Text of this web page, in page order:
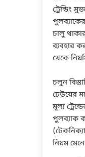
ট্রেন্ডিং
পুলব্যাকের
চালু থাকার
ব্যবহার
থেকে
চলুন
ঢেউয়ের
মূল্য
পুলব্যাক
নিয়ম